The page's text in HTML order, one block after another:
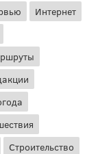
Интернет
Строительство